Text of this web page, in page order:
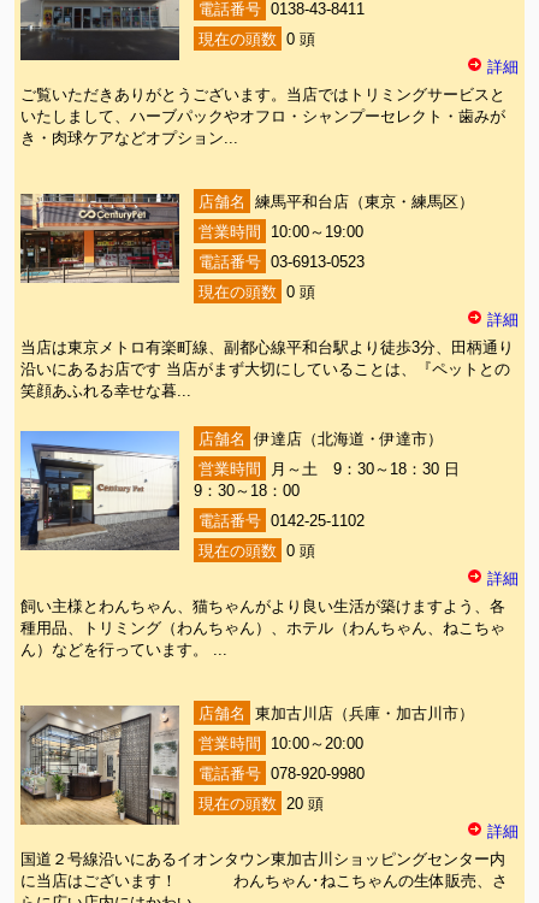
電話番号 0138-43-8411
現在の頭数 0 頭
詳細
ご覧いただきありがとうございます。当店ではトリミングサービスと
いたしまして、ハーブパックやオフロ・シャンプーセレクト・歯みが
き・肉球ケアなどオプション...
店舗名
練馬平和台店（東京・練馬区）
営業時間
10:00～19:00
電話番号 03-6913-0523
現在の頭数 0 頭
詳細
当店は東京メトロ有楽町線、副都心線平和台駅より徒歩3分、田柄通り
沿いにあるお店です 当店がまず大切にしていることは、『ペットとの
笑顔あふれる幸せな暮...
店舗名
伊達店（北海道・伊達市）
営業時間
月～土 9：30～18：30 日
9：30～18：00
電話番号 0142-25-1102
現在の頭数 0 頭
詳細
飼い主様とわんちゃん、猫ちゃんがより良い生活が築けますよう、各
種用品、トリミング（わんちゃん）、ホテル（わんちゃん、ねこちゃ
ん）などを行っています。 ...
店舗名
東加古川店（兵庫・加古川市）
営業時間
10:00～20:00
電話番号 078-920-9980
現在の頭数 20 頭
詳細
国道２号線沿いにあるイオンタウン東加古川ショッピングセンター内
に当店はございます！ わんちゃん･ねこちゃんの生体販売、さ